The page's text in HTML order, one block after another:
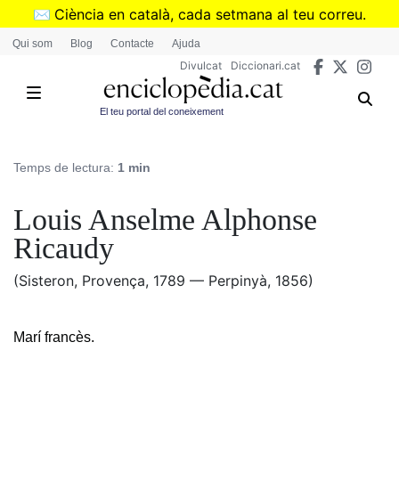
Vés
✉️ Ciència en català, cada setmana al teu correu.
➜Subscriu-te al butlletí de Divulcat
Qui som Blog Contacte Ajuda
Divulcat Diccionari.cat
El teu portal del coneixement
Temps de lectura: 1 min
Louis Anselme Alphonse
Ricaudy
(Sisteron, Provença, 1789 — Perpinyà, 1856)
Marí francès.